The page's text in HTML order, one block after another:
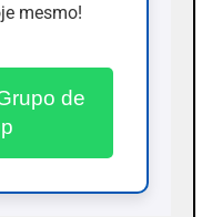
mesmo!
de